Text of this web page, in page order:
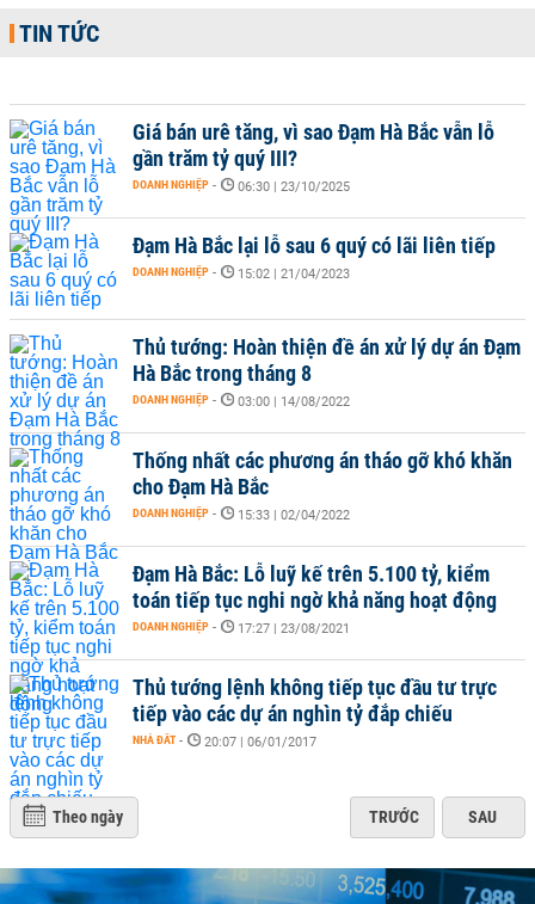
TIN TỨC
Giá bán urê tăng, vì sao Đạm Hà Bắc vẫn lỗ
gần trăm tỷ quý III?
DOANH NGHIỆP - 06:30 | 23/10/2025
Đạm Hà Bắc lại lỗ sau 6 quý có lãi liên tiếp
DOANH NGHIỆP - 15:02 | 21/04/2023
Thủ tướng: Hoàn thiện đề án xử lý dự án Đạm
Hà Bắc trong tháng 8
DOANH NGHIỆP - 03:00 | 14/08/2022
Thống nhất các phương án tháo gỡ khó khăn
cho Đạm Hà Bắc
DOANH NGHIỆP - 15:33 | 02/04/2022
Đạm Hà Bắc: Lỗ luỹ kế trên 5.100 tỷ, kiểm
toán tiếp tục nghi ngờ khả năng hoạt động
DOANH NGHIỆP - 17:27 | 23/08/2021
Thủ tướng lệnh không tiếp tục đầu tư trực
tiếp vào các dự án nghìn tỷ đắp chiếu
NHÀ ĐẤT - 20:07 | 06/01/2017
Theo ngày TRƯỚC SAU